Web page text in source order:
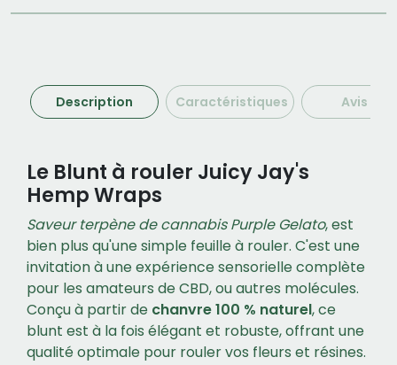
Description Caractéristiques Avis (0)
Le Blunt à rouler Juicy Jay's
Hemp Wraps
Saveur terpène de cannabis Purple Gelato, est
bien plus qu'une simple feuille à rouler. C'est une
invitation à une expérience sensorielle complète
pour les amateurs de CBD, ou autres molécules.
Conçu à partir de chanvre 100 % naturel, ce
blunt est à la fois élégant et robuste, offrant une
qualité optimale pour rouler vos fleurs et résines.